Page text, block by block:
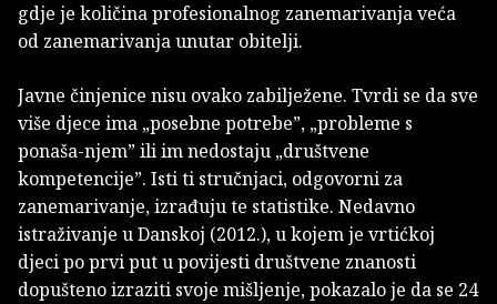
gdje je količina profesionalnog zanemarivanja veća
od zanemarivanja unutar obitelji.
Javne činjenice nisu ovako zabilježene. Tvrdi se da sve
više djece ima „posebne potrebe”, „probleme s
ponaša-njem” ili im nedostaju „društvene
kompetencije”. Isti ti stručnjaci, odgovorni za
zanemarivanje, izrađuju te statistike. Nedavno
istraživanje u Danskoj (2012.), u kojem je vrtićkoj
djeci po prvi put u povijesti društvene znanosti
dopušteno izraziti svoje mišljenje, pokazalo je da se 24